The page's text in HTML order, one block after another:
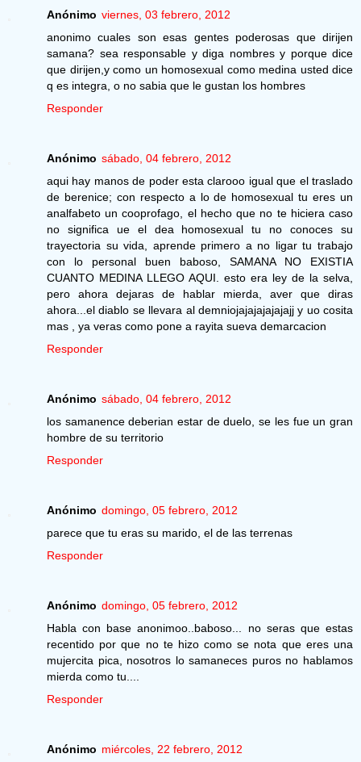
Anónimo viernes, 03 febrero, 2012
anonimo cuales son esas gentes poderosas que dirijen
samana? sea responsable y diga nombres y porque dice
que dirijen,y como un homosexual como medina usted dice
q es integra, o no sabia que le gustan los hombres
Responder
Anónimo sábado, 04 febrero, 2012
aqui hay manos de poder esta clarooo igual que el traslado
de berenice; con respecto a lo de homosexual tu eres un
analfabeto un cooprofago, el hecho que no te hiciera caso
no significa ue el dea homosexual tu no conoces su
trayectoria su vida, aprende primero a no ligar tu trabajo
con lo personal buen baboso, SAMANA NO EXISTIA
CUANTO MEDINA LLEGO AQUI. esto era ley de la selva,
pero ahora dejaras de hablar mierda, aver que diras
ahora...el diablo se llevara al demniojajajajajajajj y uo cosita
mas , ya veras como pone a rayita sueva demarcacion
Responder
Anónimo sábado, 04 febrero, 2012
los samanence deberian estar de duelo, se les fue un gran
hombre de su territorio
Responder
Anónimo domingo, 05 febrero, 2012
parece que tu eras su marido, el de las terrenas
Responder
Anónimo domingo, 05 febrero, 2012
Habla con base anonimoo..baboso... no seras que estas
recentido por que no te hizo como se nota que eres una
mujercita pica, nosotros lo samaneces puros no hablamos
mierda como tu....
Responder
Anónimo miércoles, 22 febrero, 2012